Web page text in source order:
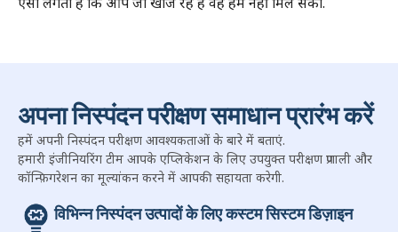
अपना निस्पंदन परीक्षण समाधान प्रारंभ करें
हमें अपनी निस्पंदन परीक्षण आवश्यकताओं के बारे में बताएं.
हमारी इंजीनियरिंग टीम आपके एप्लिकेशन के लिए उपयुक्त परीक्षण प्रणाली और
कॉन्फ़िगरेशन का मूल्यांकन करने में आपकी सहायता करेगी.
विभिन्न निस्पंदन उत्पादों के लिए कस्टम सिस्टम डिज़ाइन